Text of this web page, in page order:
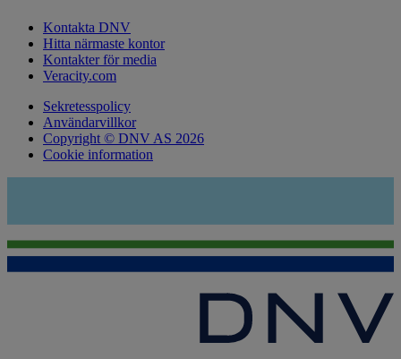
Kontakta DNV
Hitta närmaste kontor
Kontakter för media
Veracity.com
Sekretesspolicy
Användarvillkor
Copyright © DNV AS 2026
Cookie information